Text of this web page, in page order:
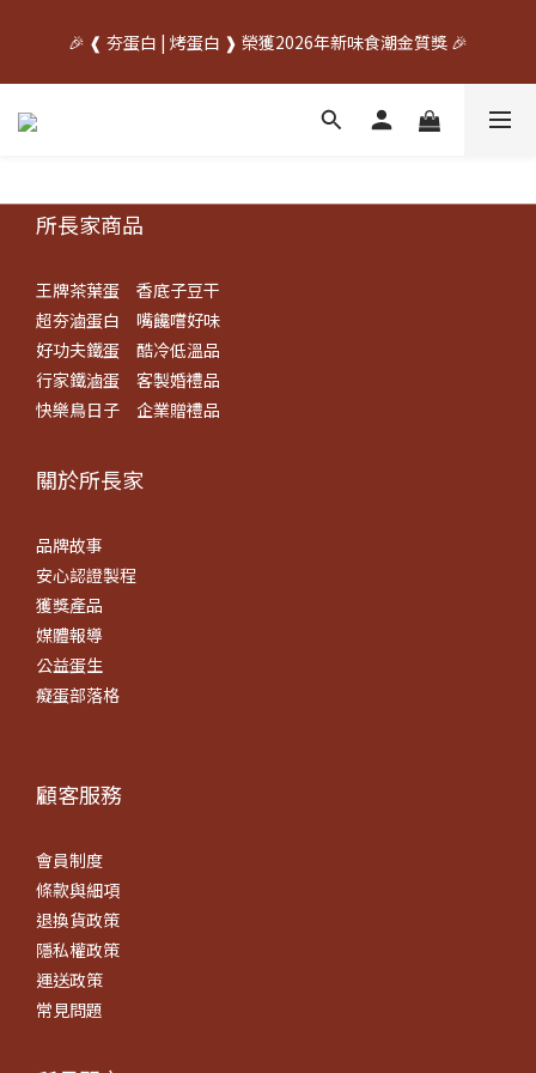
07/20~08/31🥚
🎉 ❰ 夯蛋白 | 烤蛋白 ❱ 榮獲2026年新味食潮金質獎 🎉
中秋先訂✦送禮不慌    🌙中秋早鳥優惠開跑🌙     🥚優惠期間
所長家商品
王牌茶葉蛋
香底子豆干
超夯滷蛋白
嘴饞嚐好味
好功夫鐵蛋
酷冷低溫品
行家鐵滷蛋
客製婚禮品
快樂鳥日子
企業贈禮品
關於所長​家
品牌故事
安心認證製程
獲獎產品
媒體報導
公益蛋生
癡蛋部落格
顧客服務
會員制度
條款與細項
退換貨政策
隱私權政策
運送政策
常見問題